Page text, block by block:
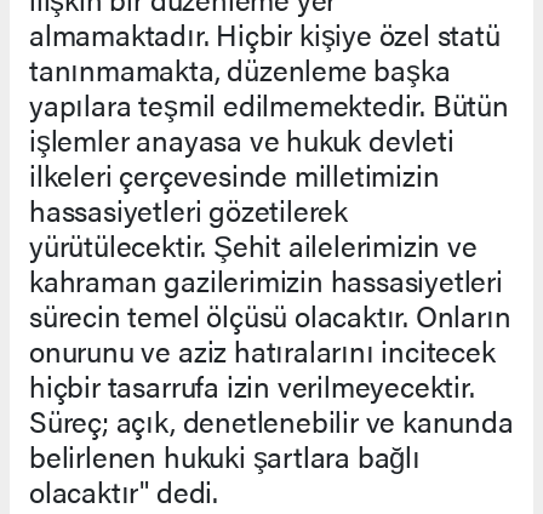
almamaktadır. Hiçbir kişiye özel statü
tanınmamakta, düzenleme başka
yapılara teşmil edilmemektedir. Bütün
işlemler anayasa ve hukuk devleti
ilkeleri çerçevesinde milletimizin
hassasiyetleri gözetilerek
yürütülecektir. Şehit ailelerimizin ve
kahraman gazilerimizin hassasiyetleri
sürecin temel ölçüsü olacaktır. Onların
onurunu ve aziz hatıralarını incitecek
hiçbir tasarrufa izin verilmeyecektir.
Süreç; açık, denetlenebilir ve kanunda
belirlenen hukuki şartlara bağlı
olacaktır" dedi.